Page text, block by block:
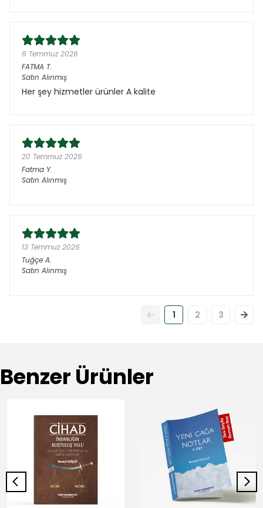
6 Temmuz 2026
FATMA T.
Satın Alınmış
Her şey hizmetler ürünler A kalite
20 Temmuz 2026
Fatma Y.
Satın Alınmış
13 Temmuz 2026
Tuğçe A.
Satın Alınmış
1 2 3
Benzer Ürünler